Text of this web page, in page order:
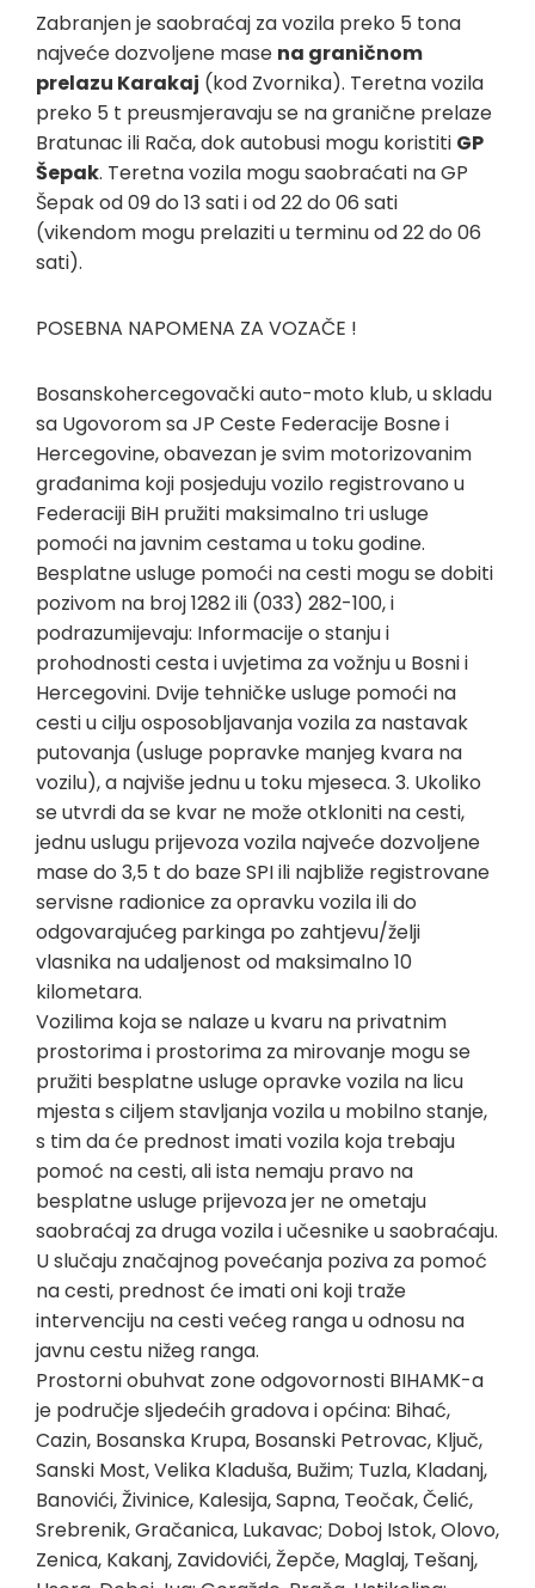
Zabranjen je saobraćaj za vozila preko 5 tona
najveće dozvoljene mase na graničnom
prelazu Karakaj (kod Zvornika). Teretna vozila
preko 5 t preusmjeravaju se na granične prelaze
Bratunac ili Rača, dok autobusi mogu koristiti GP
Šepak. Teretna vozila mogu saobraćati na GP
Šepak od 09 do 13 sati i od 22 do 06 sati
(vikendom mogu prelaziti u terminu od 22 do 06
sati).
POSEBNA NAPOMENA ZA VOZAČE !
Bosanskohercegovački auto-moto klub, u skladu
sa Ugovorom sa JP Ceste Federacije Bosne i
Hercegovine, obavezan je svim motorizovanim
građanima koji posjeduju vozilo registrovano u
Federaciji BiH pružiti maksimalno tri usluge
pomoći na javnim cestama u toku godine.
Besplatne usluge pomoći na cesti mogu se dobiti
pozivom na broj 1282 ili (033) 282-100, i
podrazumijevaju: Informacije o stanju i
prohodnosti cesta i uvjetima za vožnju u Bosni i
Hercegovini. Dvije tehničke usluge pomoći na
cesti u cilju osposobljavanja vozila za nastavak
putovanja (usluge popravke manjeg kvara na
vozilu), a najviše jednu u toku mjeseca. 3. Ukoliko
se utvrdi da se kvar ne može otkloniti na cesti,
jednu uslugu prijevoza vozila najveće dozvoljene
mase do 3,5 t do baze SPI ili najbliže registrovane
servisne radionice za opravku vozila ili do
odgovarajućeg parkinga po zahtjevu/želji
vlasnika na udaljenost od maksimalno 10
kilometara.
Vozilima koja se nalaze u kvaru na privatnim
prostorima i prostorima za mirovanje mogu se
pružiti besplatne usluge opravke vozila na licu
mjesta s ciljem stavljanja vozila u mobilno stanje,
s tim da će prednost imati vozila koja trebaju
pomoć na cesti, ali ista nemaju pravo na
besplatne usluge prijevoza jer ne ometaju
saobraćaj za druga vozila i učesnike u saobraćaju.
U slučaju značajnog povećanja poziva za pomoć
na cesti, prednost će imati oni koji traže
intervenciju na cesti većeg ranga u odnosu na
javnu cestu nižeg ranga.
Prostorni obuhvat zone odgovornosti BIHAMK-a
je područje sljedećih gradova i općina: Bihać,
Cazin, Bosanska Krupa, Bosanski Petrovac, Ključ,
Sanski Most, Velika Kladuša, Bužim; Tuzla, Kladanj,
Banovići, Živinice, Kalesija, Sapna, Teočak, Čelić,
Srebrenik, Gračanica, Lukavac; Doboj Istok, Olovo,
Zenica, Kakanj, Zavidovići, Žepče, Maglaj, Tešanj,